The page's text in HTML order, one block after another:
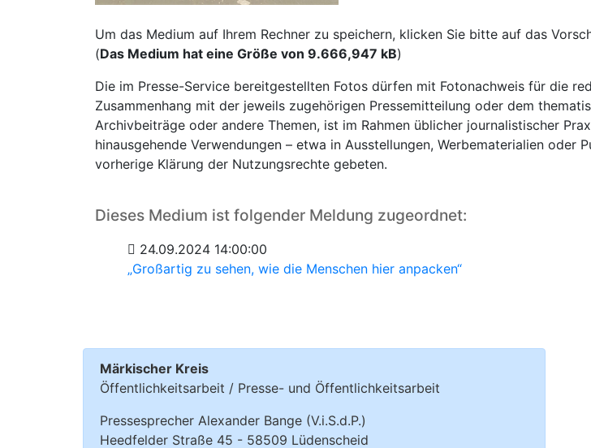
Um das Medium auf Ihrem Rechner zu speichern, klicken Sie bitte auf das
(Das Medium hat eine Größe von 9.666,947 kB)
Die im Presse-Service bereitgestellten Fotos dürfen mit Fotonachweis für die
Zusammenhang mit der jeweils zugehörigen Pressemitteilung oder dem
Archivbeiträge oder andere Themen, ist im Rahmen üblicher journalistischer
hinausgehende Verwendungen – etwa in Ausstellungen, Werbematerialien
vorherige Klärung der Nutzungsrechte gebeten.
Dieses Medium ist folgender Meldung zugeordnet:
24.09.2024 14:00:00
„Großartig zu sehen, wie die Menschen hier anpacken“
Märkischer Kreis
Öffentlichkeitsarbeit / Presse- und Öffentlichkeitsarbeit
Pressesprecher Alexander Bange (V.i.S.d.P.)
Heedfelder Straße 45 - 58509 Lüdenscheid